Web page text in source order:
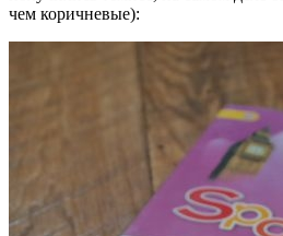
чем коричневые):